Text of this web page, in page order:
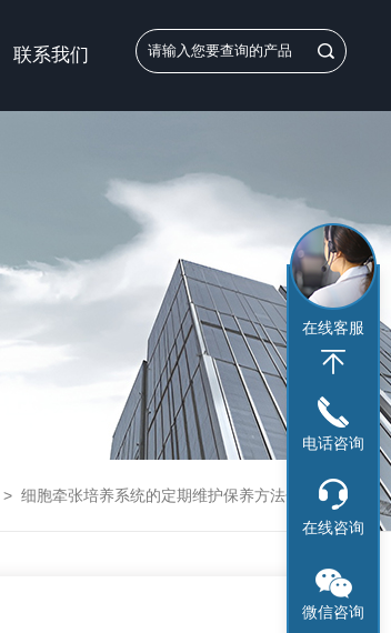
联系我们
> 细胞牵张培养系统的定期维护保养方法分享
在线客服
电话咨询
在线咨询
微信咨询